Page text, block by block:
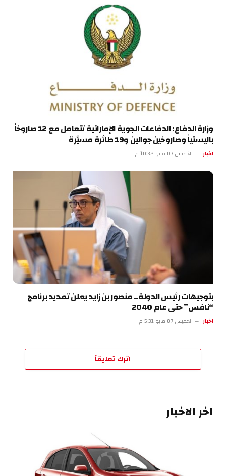
وزارة الدفاع: الدفاعات الجوية الإماراتية تتعامل مع 12 صاروخاً
باليستياً وصاروخين جوالين و19 طائرة مسيّرة
اخبار الخميس 07 مايو 10:32 م
بتوجيهات رئيس الدولة.. منصور بن زايد يعلن تمديد برنامج
“نافس” حتى عام 2040
اخبار الخميس 07 مايو 5:31 م
اترك تعليقاً
اخر الاخبار